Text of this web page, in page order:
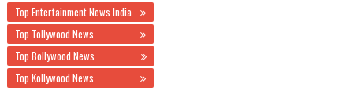
Top Entertainment News India
Top Tollywood News
Top Bollywood News
Top Kollywood News